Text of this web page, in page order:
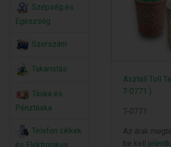
Szépség és
Egészség
Szerszám
Takaristás
Táska és
Pénztáska
Telefon cikkek
és Elektronikus
Asztali Toll
T-0771 )
T-0771
Az árak
be kell